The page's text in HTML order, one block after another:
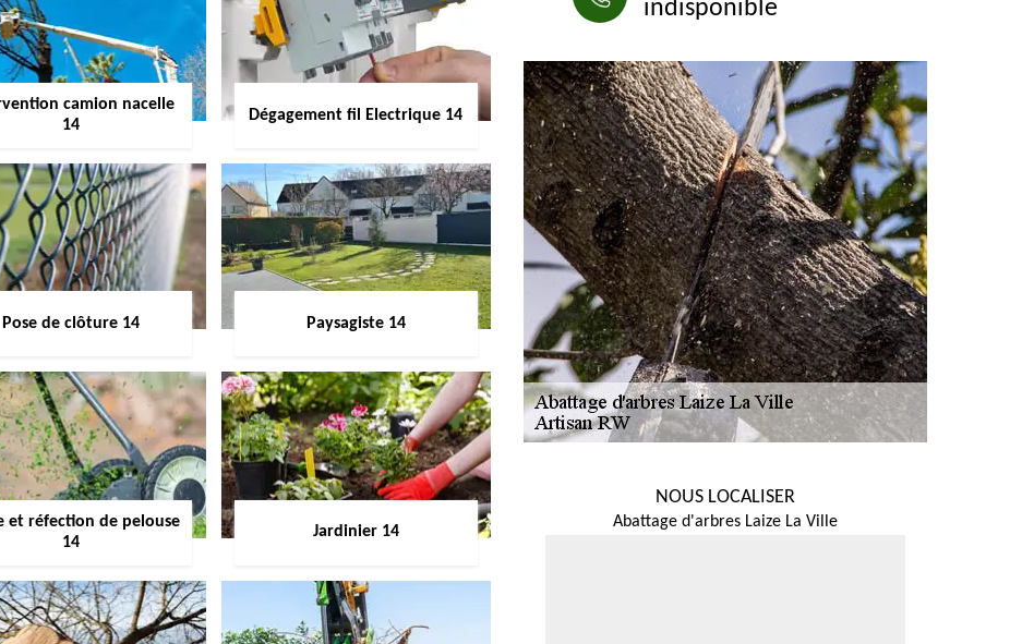
camion nacelle
14
Dégagement fil Electrique 14
Pose de clôture 14 Paysagiste 14
et réfection de pelouse
14
Jardinier 14
indisponible
NOUS LOCALISER
Abattage d'arbres Laize La Ville